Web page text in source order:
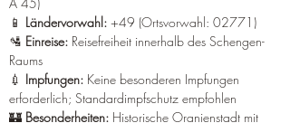
📱 Ländervorwahl: +49 (Ortsvorwahl: 02771)
🛂 Einreise: Reisefreiheit innerhalb des Schengen-
Raums
💉 Impfungen: Keine besonderen Impfungen
erforderlich; Standardimpfschutz empfohlen
🏰 Besonderheiten: Historische Oranienstadt mit